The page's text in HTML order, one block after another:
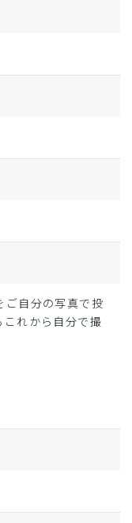
ご自分の写真で投
れから自分で撮